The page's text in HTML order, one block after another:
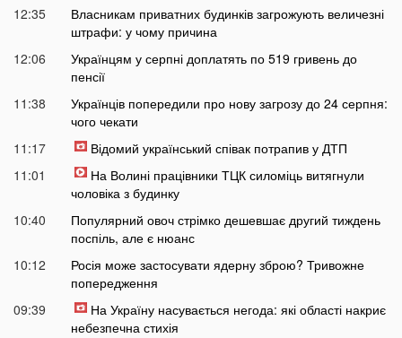
12:35
Власникам приватних будинків загрожують величезні
штрафи: у чому причина
12:06
Українцям у серпні доплатять по 519 гривень до
пенсії
11:38
Українців попередили про нову загрозу до 24 серпня:
чого чекати
11:17
Відомий український співак потрапив у ДТП
11:01
На Волині працівники ТЦК силоміць витягнули
чоловіка з будинку
10:40
Популярний овоч стрімко дешевшає другий тиждень
поспіль, але є нюанс
10:12
Росія може застосувати ядерну зброю? Тривожне
попередження
09:39
На Україну насувається негода: які області накриє
небезпечна стихія